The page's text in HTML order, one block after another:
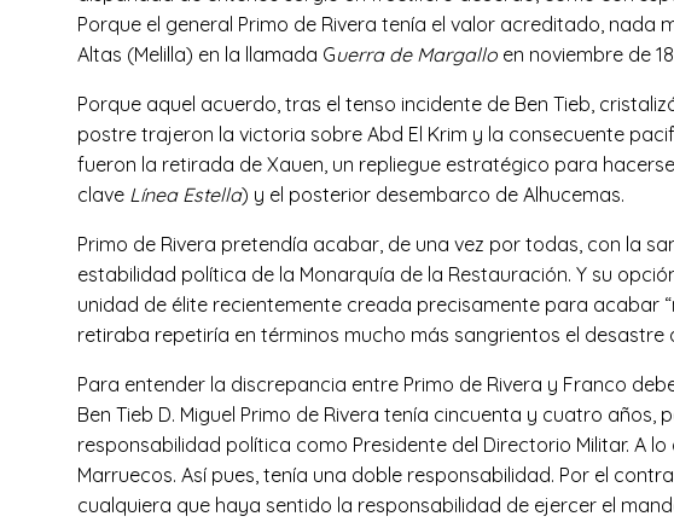
Porque el general Primo de Rivera tenía el valor acreditado,
Altas (Melilla) en la llamada Guerra de Margallo en noviembre de
Porque aquel acuerdo, tras el tenso incidente de Ben Tieb,
postre trajeron la victoria sobre Abd El Krim y la consecuente
fueron la retirada de Xauen, un repliegue estratégico para
clave Línea Estella) y el posterior desembarco de Alhucemas.
Primo de Rivera pretendía acabar, de una vez por todas, con la
estabilidad política de la Monarquía de la Restauración. Y su
unidad de élite recientemente creada precisamente para acabar
retiraba repetiría en términos mucho más sangrientos el desastre
Para entender la discrepancia entre Primo de Rivera y Franco
Ben Tieb D. Miguel Primo de Rivera tenía cincuenta y cuatro
responsabilidad política como Presidente del Directorio Militar. A
Marruecos. Así pues, tenía una doble responsabilidad. Por el
cualquiera que haya sentido la responsabilidad de ejercer el